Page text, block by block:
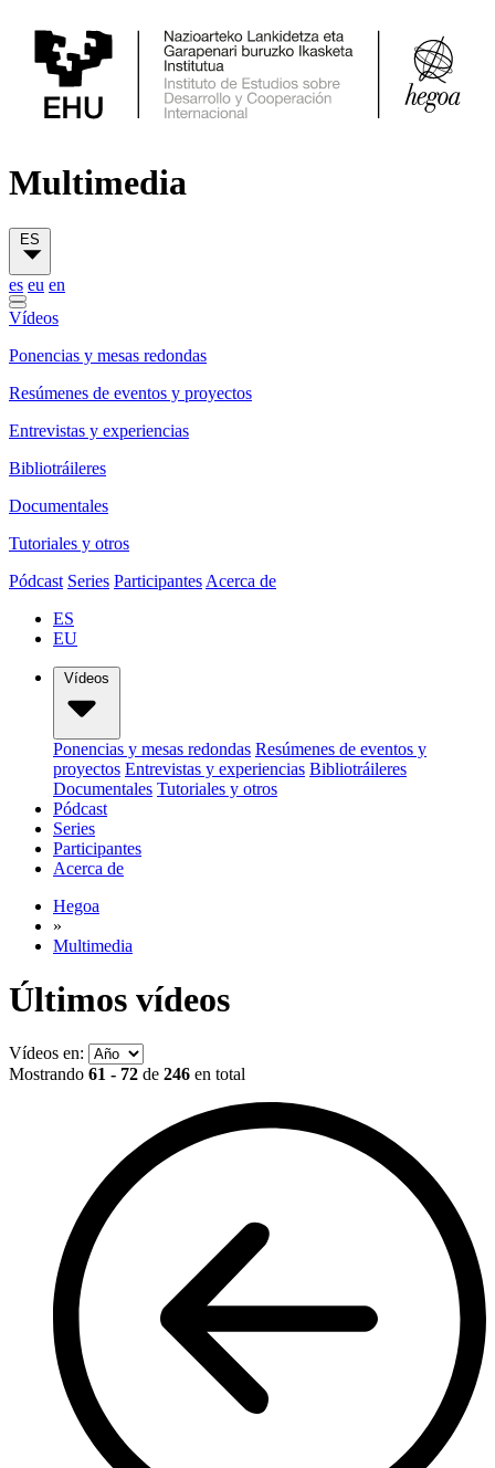
Multimedia
ES
es eu en
Vídeos
Ponencias y mesas redondas
Resúmenes de eventos y proyectos
Entrevistas y experiencias
Bibliotráileres
Documentales
Tutoriales y otros
Pódcast Series Participantes Acerca de
ES
EU
Vídeos
Ponencias y mesas redondas Resúmenes de eventos y
proyectos Entrevistas y experiencias Bibliotráileres
Documentales Tutoriales y otros
Pódcast
Series
Participantes
Acerca de
Hegoa
»
Multimedia
Últimos vídeos
Vídeos en:
Mostrando 61 - 72 de 246 en total